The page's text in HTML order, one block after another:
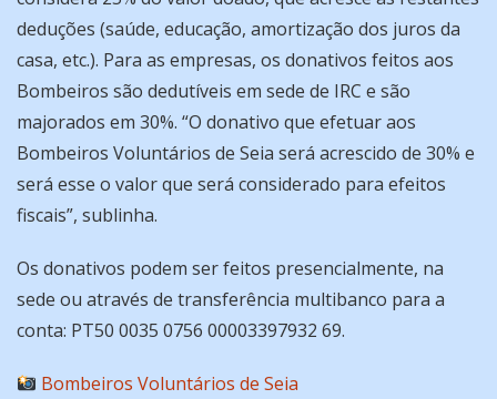
deduções (saúde, educação, amortização dos juros da
casa, etc.). Para as empresas, os donativos feitos aos
Bombeiros são dedutíveis em sede de IRC e são
majorados em 30%. “O donativo que efetuar aos
Bombeiros Voluntários de Seia será acrescido de 30% e
será esse o valor que será considerado para efeitos
fiscais”, sublinha.
Os donativos podem ser feitos presencialmente, na
sede ou através de transferência multibanco para a
conta: PT50 0035 0756 00003397932 69.
Bombeiros Voluntários de Seia